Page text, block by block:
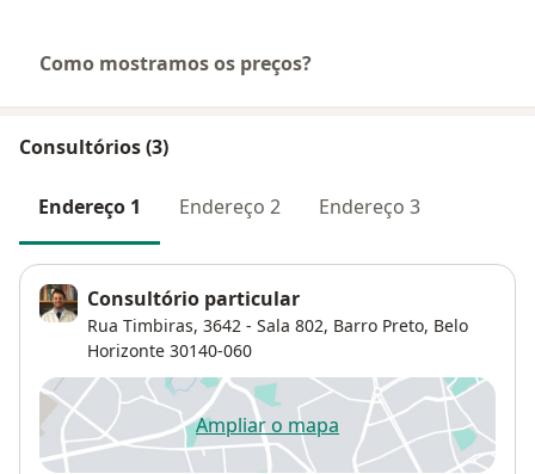
Como mostramos os preços?
Consultórios (3)
Endereço 1 Endereço 2 Endereço 3
Consultório particular
Rua Timbiras, 3642 - Sala 802, Barro Preto, Belo
Horizonte 30140-060
Ampliar o mapaabre num novo separador